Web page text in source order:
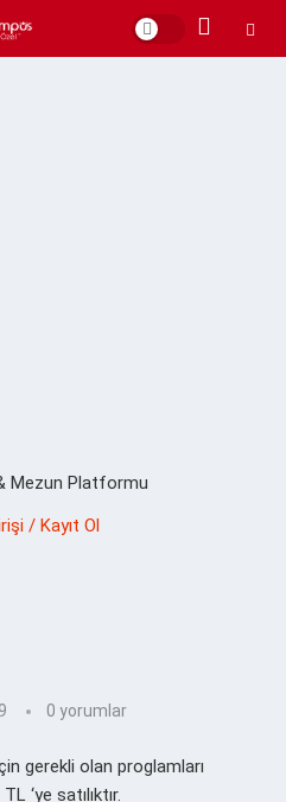
Mezun Platformu
/ Kayıt Ol
0 yorumlar
gerekli olan proglamları
‘ye satılıktır.